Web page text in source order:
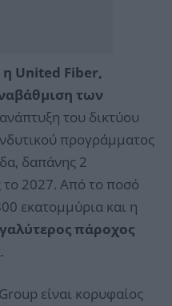
η United Fiber,
των
του δικτύου
προγράμματος
δαπάνης 2
2027. Από το ποσό
εκατομμύρια και η
πάροχος
είναι κορυφαίος